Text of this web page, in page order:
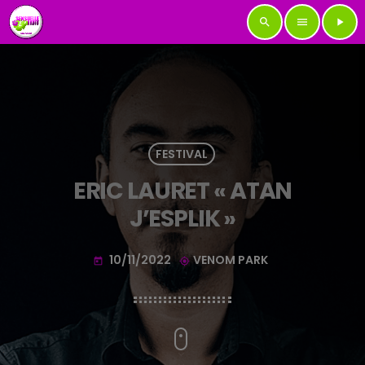
search menu play_arrow
FESTIVAL
ERIC LAURET « ATAN
J’ESPLIK »
today 10/11/2022 my_location VENOM PARK